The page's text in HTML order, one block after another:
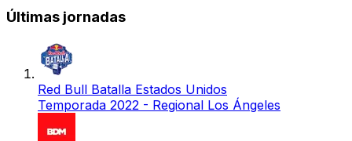
Últimas jornadas
Red Bull Batalla Estados Unidos
Temporada 2022 - Regional Los Ángeles